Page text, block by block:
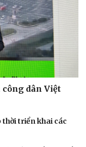
dân Việt
thời triển khai các